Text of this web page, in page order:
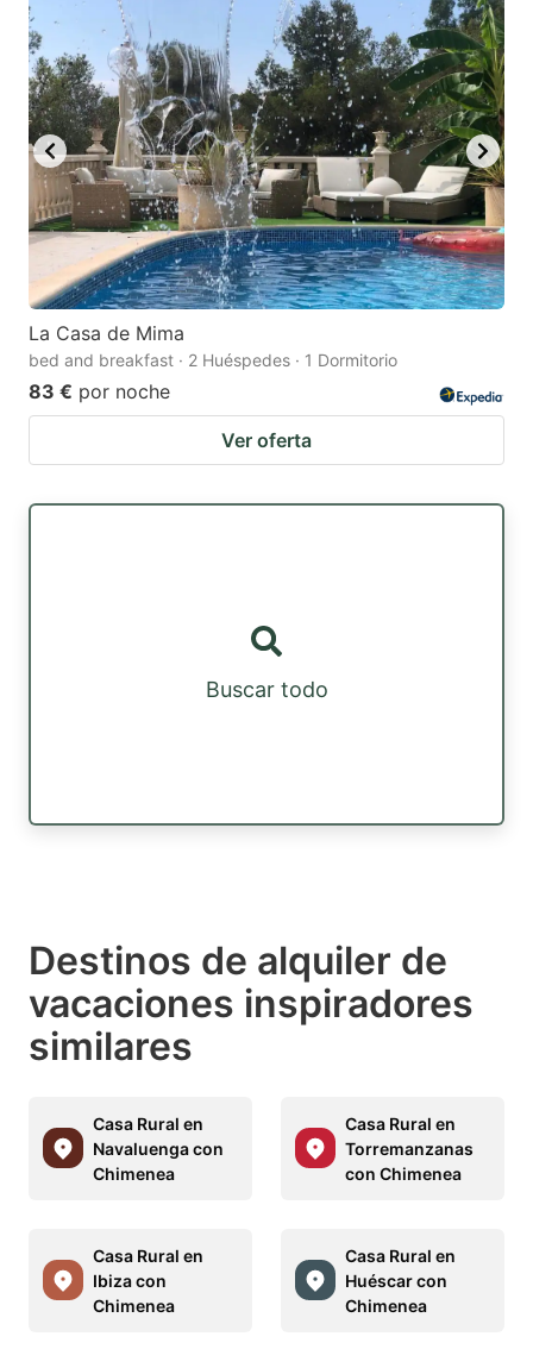
La Casa de Mima
bed and breakfast · 2 Huéspedes · 1 Dormitorio
83 € por noche
Ver oferta
Buscar todo
Destinos de alquiler de
vacaciones inspiradores
similares
Casa Rural en
Navaluenga con
Chimenea
Casa Rural en
Torremanzanas
con Chimenea
Casa Rural en
Ibiza con
Chimenea
Casa Rural en
Huéscar con
Chimenea